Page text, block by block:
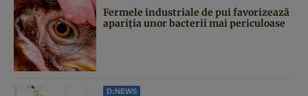
Fermele industriale de pui favorizează
apariția unor bacterii mai periculoase
D:NEWS